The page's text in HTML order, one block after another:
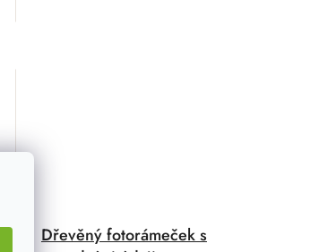
Dřevěný fotorámeček s